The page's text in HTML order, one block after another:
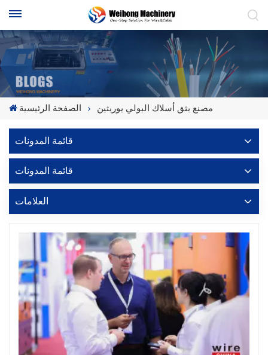
الصفحة الرئيسية مصنع بثق أسلاك البولي يوريثين
قائمة المدونات
قائمة المدونات
العلامات